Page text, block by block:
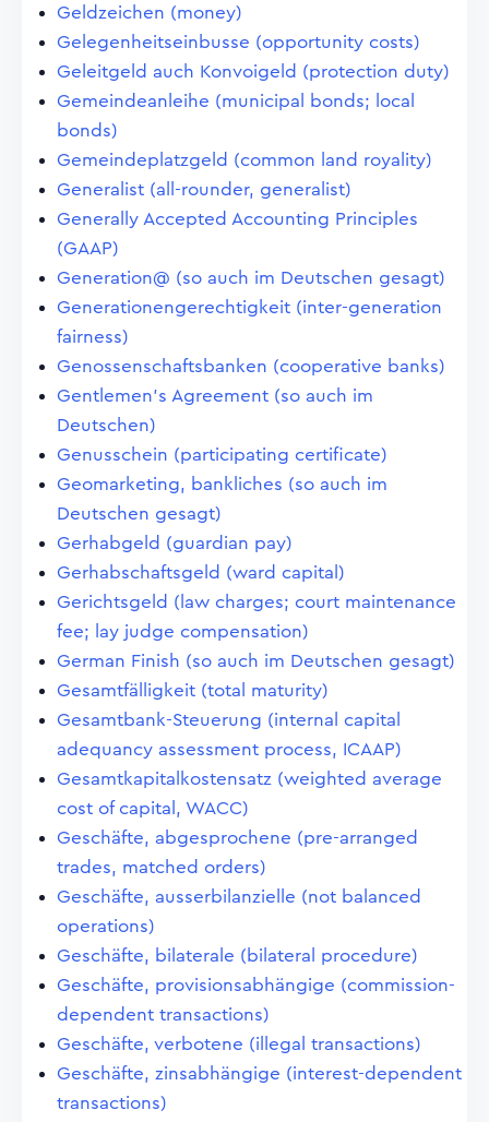
Geldzeichen (money)
Gelegenheitseinbusse (opportunity costs)
Geleitgeld auch Konvoigeld (protection duty)
Gemeindeanleihe (municipal bonds; local
bonds)
Gemeindeplatzgeld (common land royality)
Generalist (all-rounder, generalist)
Generally Accepted Accounting Principles
(GAAP)
Generation@ (so auch im Deutschen gesagt)
Generationengerechtigkeit (inter-generation
fairness)
Genossenschaftsbanken (cooperative banks)
Gentlemen's Agreement (so auch im
Deutschen)
Genusschein (participating certificate)
Geomarketing, bankliches (so auch im
Deutschen gesagt)
Gerhabgeld (guardian pay)
Gerhabschaftsgeld (ward capital)
Gerichtsgeld (law charges; court maintenance
fee; lay judge compensation)
German Finish (so auch im Deutschen gesagt)
Gesamtfälligkeit (total maturity)
Gesamtbank-Steuerung (internal capital
adequancy assessment process, ICAAP)
Gesamtkapitalkostensatz (weighted average
cost of capital, WACC)
Geschäfte, abgesprochene (pre-arranged
trades, matched orders)
Geschäfte, ausserbilanzielle (not balanced
operations)
Geschäfte, bilaterale (bilateral procedure)
Geschäfte, provisionsabhängige (commission-
dependent transactions)
Geschäfte, verbotene (illegal transactions)
Geschäfte, zinsabhängige (interest-dependent
transactions)